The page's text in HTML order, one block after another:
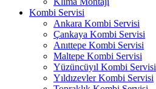
Kombi Servisi
Ankara Kombi Servisi
Çankaya Kombi Servisi
Anıttepe Kombi Servisi
Maltepe Kombi Servisi
Yüzüncüyıl Kombi Servisi
Yıldızevler Kombi Servisi